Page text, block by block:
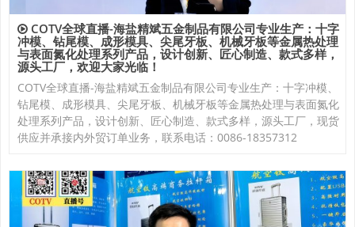
COTV全球直播-海盐精斌五金制品有限公司专业生产：十字
冲模、钻尾模、成形模具、尖尾牙板、机械牙板等金属热处理
与表面氮化处理系列产品，设计创新、匠心制造、款式多样，
源头工厂，欢迎大家光临！
COTV全球直播-海盐精斌五金制品有限公司专业生产：十字冲模、
钻尾模、成形模具、尖尾牙板、机械牙板等金属热处理与表面氮化
处理系列产品，设计创新、匠心制造、款式多样，源头工厂，现货
供应并承接内外贸订单业务，联系电话：0086-18357312